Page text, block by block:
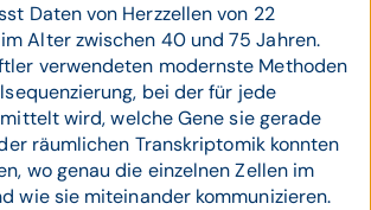
Daten von Herzzellen von 22
Alter zwischen 40 und 75 Jahren.
verwendeten modernste Methoden
bei der für jede
wird, welche Gene sie gerade
räumlichen Transkriptomik konnten
wo genau die einzelnen Zellen im
wie sie miteinander kommunizieren.